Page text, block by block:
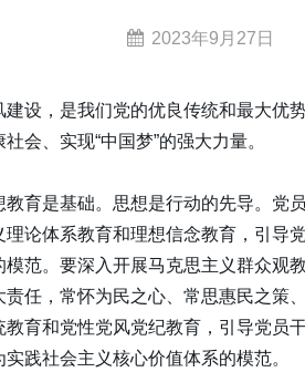
By 2023年9月27日
设，是我们党的优良传统和最大优
会、实现“中国梦”的强大力量。
育是基础。思想是行动的先导。党
论体系教育和理想信念教育，引导
范。要深入开展马克思主义群众观
任，常怀为民之心、常思惠民之策
育和党性党风党纪教育，引导党员
践社会主义核心价值体系的模范。